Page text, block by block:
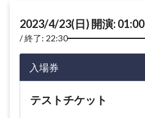
2023/4/23(日) 開演: 01:00
終了: 22:30
入場券
テストチケット